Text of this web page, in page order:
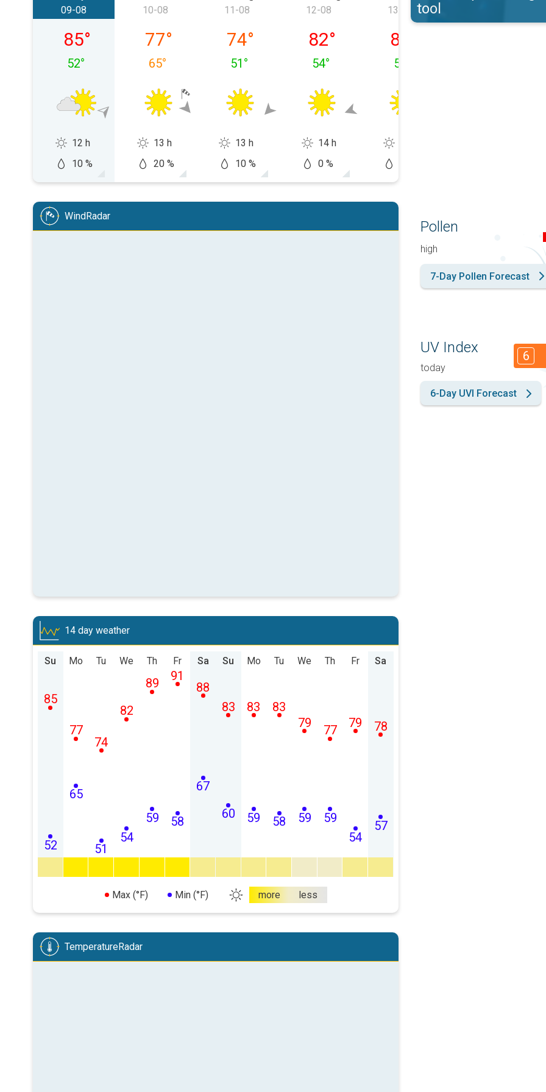
zondag 09-08
09-08
85°
52°
12 h
10 %
maandag 10-08
10-08
77°
65°
13 h
20 %
dinsdag 11-08
11-08
74°
51 °
13 h
10 %
woensdag 12-08
12-08
82°
54°
14 h
0 %
donderdag 13-08
13-08
89
59
tool
WindRadar
14 day weather
Su
52
85
Mo
65
77
Tu
51
74
We
54
82
Th
59
89
Fr
58
91
Sa
67
88
Su
60
83
Mo
59
83
Tu
58
83
We
59
79
Th
59
77
Fr
54
79
Sa
57
78
Max (°F) Min (°F) more less
TemperatureRadar
Pollen
high
7-Day Pollen Forecast
UV Index
today
6
6-Day UVI Forecast